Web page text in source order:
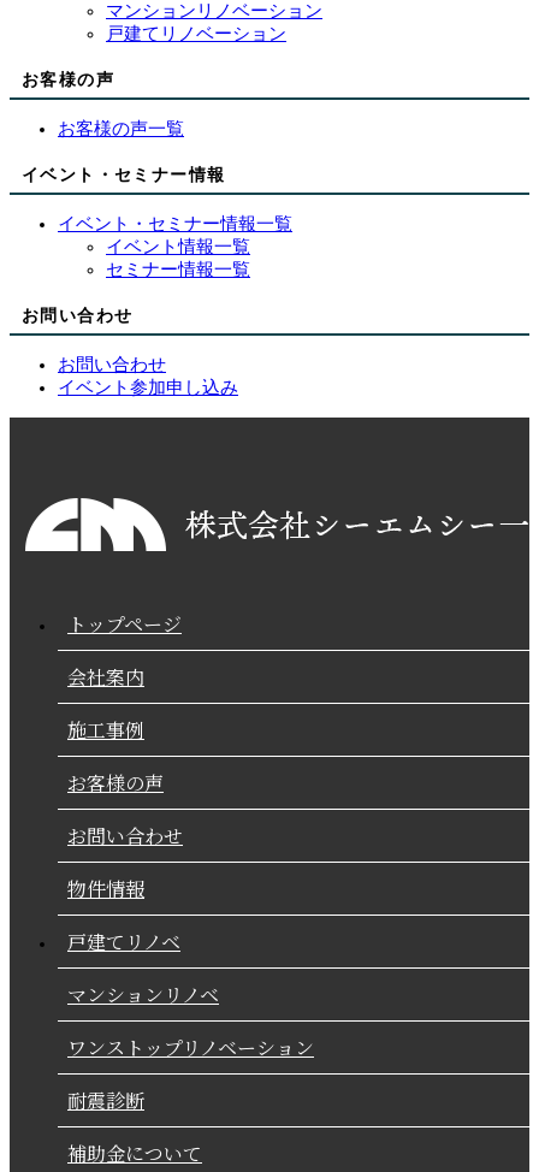
マンションリノベーション
戸建てリノベーション
お客様の声
お客様の声一覧
イベント・セミナー情報
イベント・セミナー情報一覧
イベント情報一覧
セミナー情報一覧
お問い合わせ
お問い合わせ
イベント参加申し込み
トップページ
会社案内
施工事例
お客様の声
お問い合わせ
物件情報
戸建てリノベ
マンションリノベ
ワンストップリノベーション
耐震診断
補助金について